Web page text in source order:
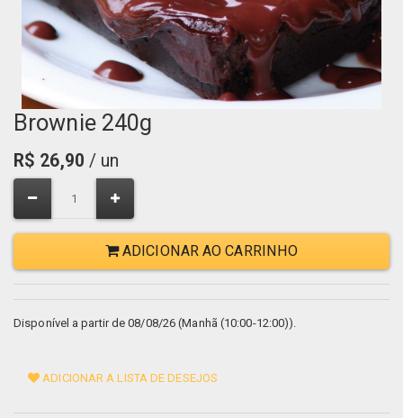
Brownie 240g
R$ 26,90 / un
ADICIONAR AO CARRINHO
Disponível a partir de 08/08/26 (Manhã (10:00-12:00)).
ADICIONAR A LISTA DE DESEJOS